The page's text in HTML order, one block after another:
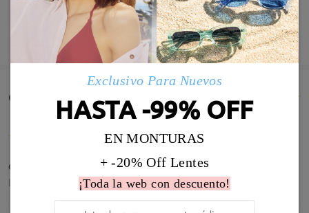
MOSTRAR MÁS
Comentarios de Clientes(1515)
૮₍ ˃ ⤙ ˂ ₎ა
by Aug 7 , 2026
Exclusivo Para Nuevos
HASTA -99% OFF
EN MONTURAS
+ -20% Off Lentes
¡Toda la web con descuento!